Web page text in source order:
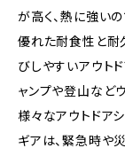
が高く、熱に強い
優れた耐食性と耐
びしやすいアウト
ャンプや登山など
様々なアウトドア
ギアは、緊急時や